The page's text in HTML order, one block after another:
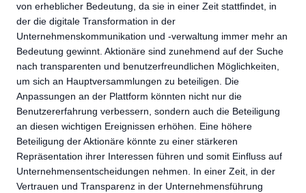
von erheblicher Bedeutung, da sie in einer Zeit stattfindet, in
der die digitale Transformation in der
Unternehmenskommunikation und -verwaltung immer mehr an
Bedeutung gewinnt. Aktionäre sind zunehmend auf der Suche
nach transparenten und benutzerfreundlichen Möglichkeiten,
um sich an Hauptversammlungen zu beteiligen. Die
Anpassungen an der Plattform könnten nicht nur die
Benutzererfahrung verbessern, sondern auch die Beteiligung
an diesen wichtigen Ereignissen erhöhen. Eine höhere
Beteiligung der Aktionäre könnte zu einer stärkeren
Repräsentation ihrer Interessen führen und somit Einfluss auf
Unternehmensentscheidungen nehmen. In einer Zeit, in der
Vertrauen und Transparenz in der Unternehmensführung